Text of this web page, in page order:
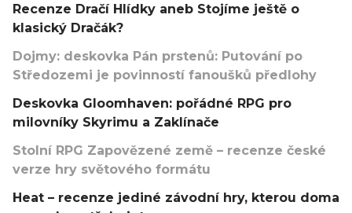
Recenze Dračí Hlídky aneb Stojíme ještě o
klasický Dračák?
Dojmy: deskovka Pán prstenů: Putování po
Středozemi je povinností fanoušků předlohy
Deskovka Gloomhaven: pořádné RPG pro
milovníky Skyrimu a Zaklínače
Stolní RPG Zapovězené země – recenze české
verze hry světového formátu
Heat – recenze jediné závodní hry, kterou doma